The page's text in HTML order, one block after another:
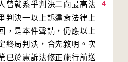
4
曾就系爭判決二向最高法
判決一以上訴違背法律上
，是本件聲請，仍應以上
終局判決，合先敘明。次
已於憲訴法修正施行前送